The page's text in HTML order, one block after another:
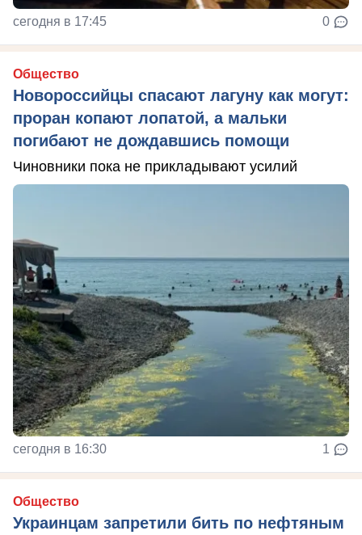
сегодня в 17:45 0
Общество
Новороссийцы спасают лагуну как могут:
проран копают лопатой, а мальки
погибают не дождавшись помощи
Чиновники пока не прикладывают усилий
сегодня в 16:30 1
Общество
Украинцам запретили бить по нефтяным